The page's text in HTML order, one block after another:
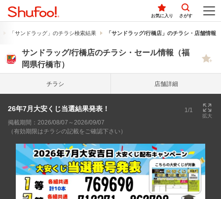
お気に入り さがす
「サンドラッグ」のチラシ検索結果 「サンドラッグ/行橋店」のチラシ・店舗情報
サンドラッグ/行橋店のチラシ・セール情報（福
岡県行橋市）
チラシ 店舗詳細
26年7月大安くじ当選結果発表！ 1/1
拡大
掲載期間：2026/08/07～2026/09/07
（有効期限はチラシの記載をご確認下さい）